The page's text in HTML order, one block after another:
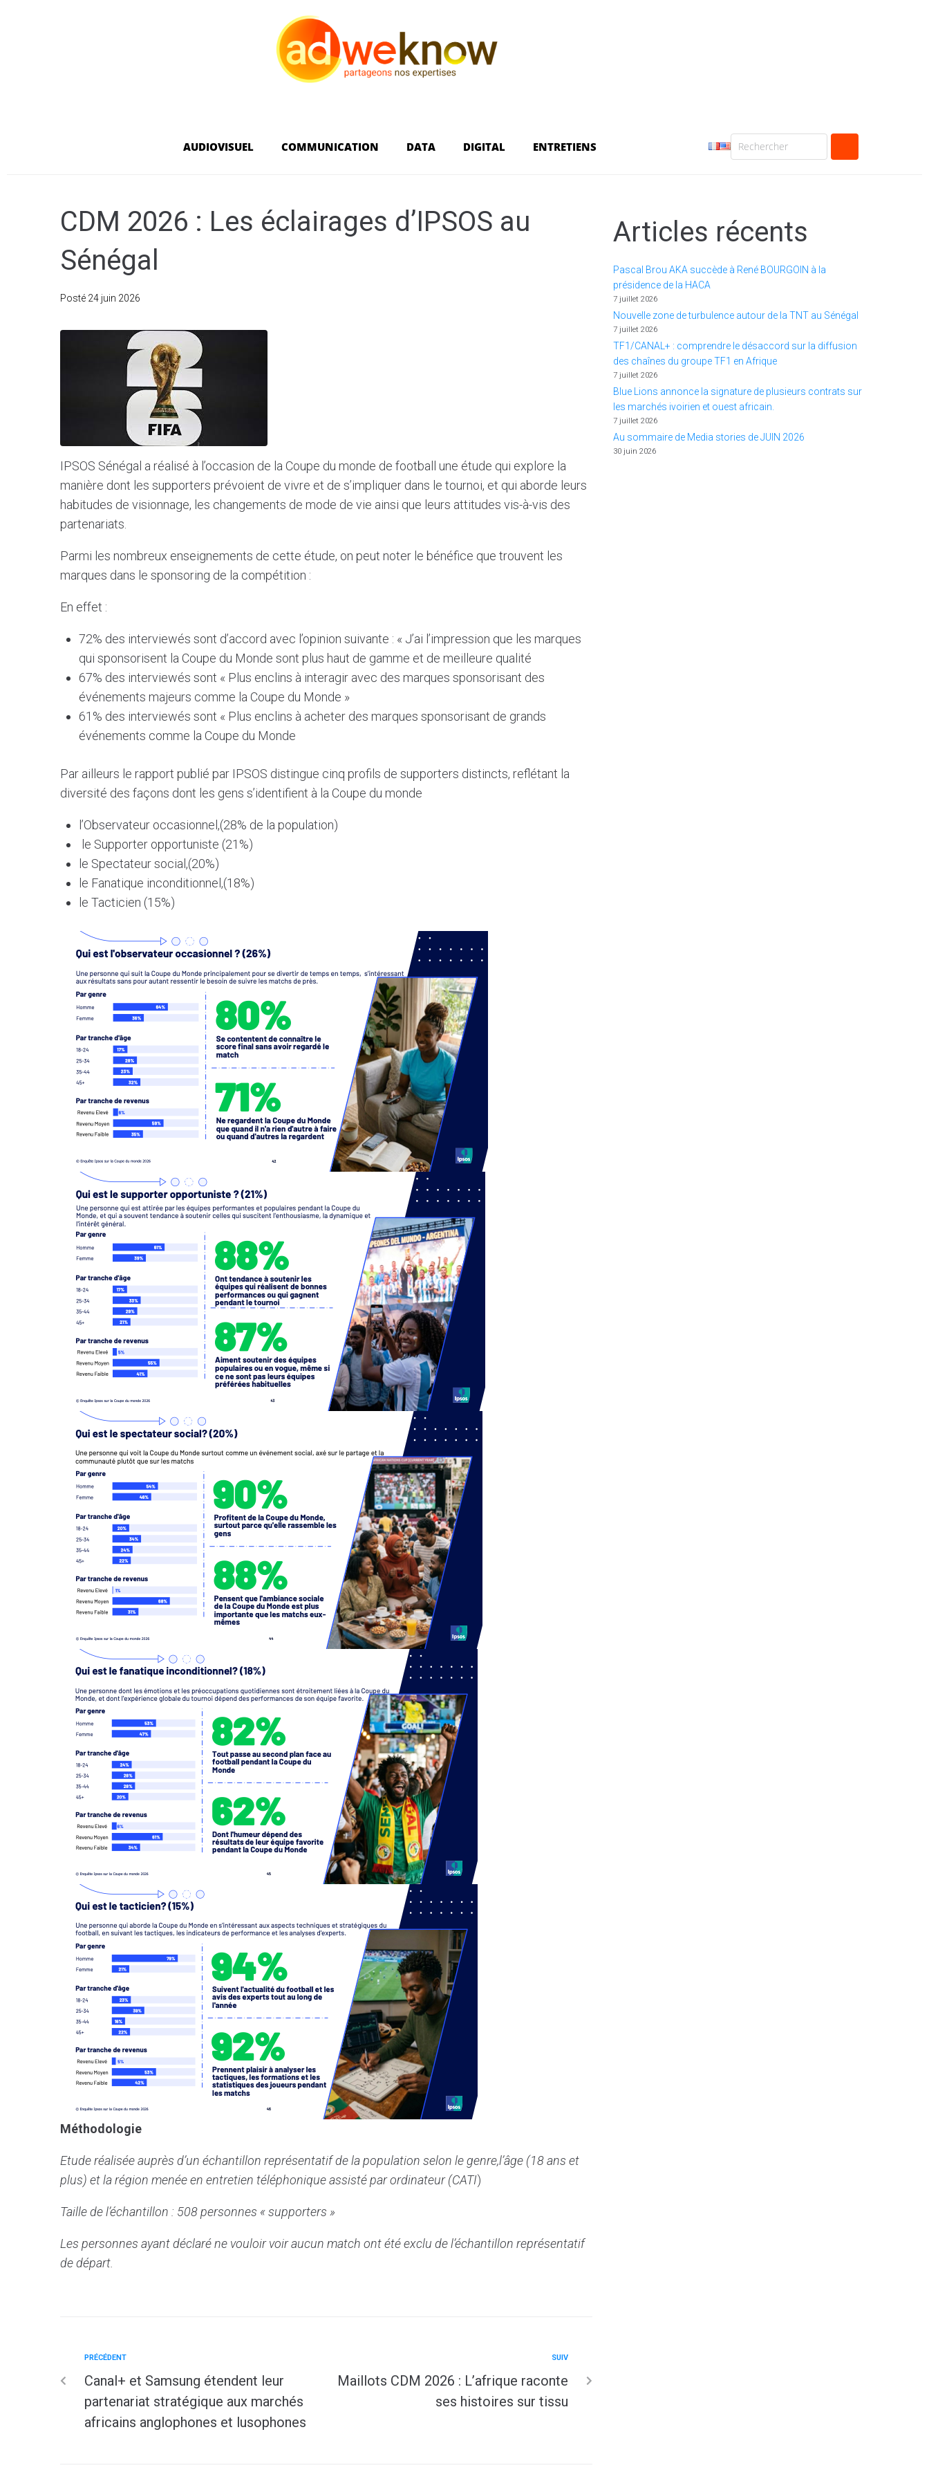
AUDIOVISUEL COMMUNICATION DATA DIGITAL ENTRETIENS
CDM 2026 : Les éclairages d’IPSOS au
Sénégal
Posté 24 juin 2026
IPSOS Sénégal a réalisé à l’occasion de la Coupe du monde de football une étude qui explore la
manière dont les supporters prévoient de vivre et de s’impliquer dans le tournoi, et qui aborde leurs
habitudes de visionnage, les changements de mode de vie ainsi que leurs attitudes vis-à-vis des
partenariats.
Parmi les nombreux enseignements de cette étude, on peut noter le bénéfice que trouvent les
marques dans le sponsoring de la compétition :
En effet :
72% des interviewés sont d’accord avec l’opinion suivante : « J’ai l’impression que les marques
qui sponsorisent la Coupe du Monde sont plus haut de gamme et de meilleure qualité
67% des interviewés sont « Plus enclins à interagir avec des marques sponsorisant des
événements majeurs comme la Coupe du Monde »
61% des interviewés sont « Plus enclins à acheter des marques sponsorisant de grands
événements comme la Coupe du Monde
Par ailleurs le rapport publié par IPSOS distingue cinq profils de supporters distincts, reflétant la
diversité des façons dont les gens s’identifient à la Coupe du monde
l’Observateur occasionnel,(28% de la population)
le Supporter opportuniste (21%)
le Spectateur social,(20%)
le Fanatique inconditionnel,(18%)
le Tacticien (15%)
Méthodologie
Etude réalisée auprès d’un échantillon représentatif de la population selon le genre,l’âge (18 ans et
plus) et la région menée en entretien téléphonique assisté par ordinateur (CATI)
Taille de l’échantillon : 508 personnes « supporters »
Les personnes ayant déclaré ne vouloir voir aucun match ont été exclu de l’échantillon représentatif
de départ.
PRÉCÉDENT
Canal+ et Samsung étendent leur
partenariat stratégique aux marchés
africains anglophones et lusophones
SUIV
Maillots CDM 2026 : L’afrique raconte
ses histoires sur tissu
Articles récents
Pascal Brou AKA succède à René BOURGOIN à la
présidence de la HACA
7 juillet 2026
Nouvelle zone de turbulence autour de la TNT au Sénégal
7 juillet 2026
TF1/CANAL+ : comprendre le désaccord sur la diffusion
des chaînes du groupe TF1 en Afrique
7 juillet 2026
Blue Lions annonce la signature de plusieurs contrats sur
les marchés ivoirien et ouest africain.
7 juillet 2026
Au sommaire de Media stories de JUIN 2026
30 juin 2026